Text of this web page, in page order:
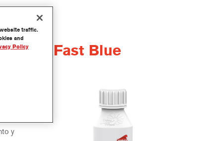
Color Fast Blue
del
y
traffic.
and
Policy